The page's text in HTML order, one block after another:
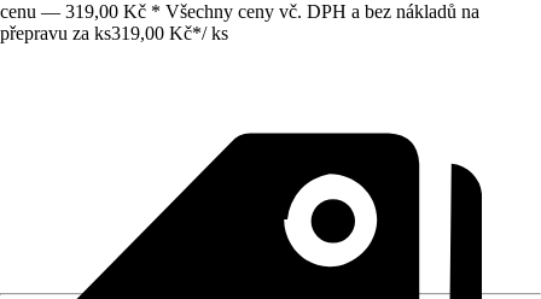
cenu — 319,00 Kč * Všechny ceny vč. DPH a bez nákladů na
přepravu za ks319,00 Kč*/ ks